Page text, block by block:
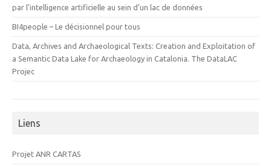
par l’intelligence artificielle au sein d’un lac de données
BI4people – Le décisionnel pour tous
Data, Archives and Archaeological Texts: Creation and Exploitation of
a Semantic Data Lake for Archaeology in Catalonia. The DataLAC
Projec
Liens
Projet ANR CARTAS